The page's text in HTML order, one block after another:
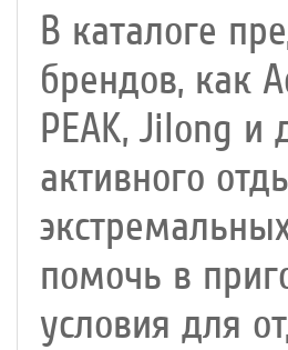
В каталоге
брендов, как
PEAK, Jilong
активного
помочь в
условия для